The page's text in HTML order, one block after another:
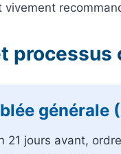
vivement
processus
générale
21 jours avant,